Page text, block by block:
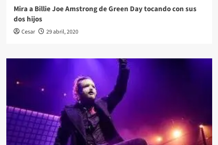
Mira a Billie Joe Amstrong de Green Day tocando con sus
dos hijos
Cesar 29 abril, 2020